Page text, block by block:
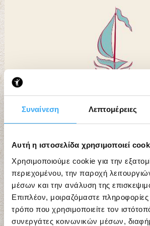
Συναίνεση Λεπτομέρειες
Αυτή η ιστοσελίδα χρησιμοποιεί
Χρησιμοποιούμε cookie για την
περιεχομένου, την παροχή
μέσων και την ανάλυση της
Επιπλέον, μοιραζόμαστε
τρόπο που χρησιμοποιείτε τον
συνεργάτες κοινωνικών μέσων,